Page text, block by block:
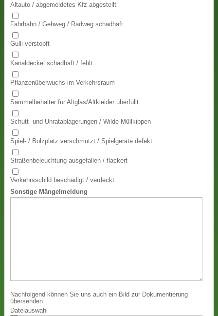
Altauto / abgemeldetes Kfz abgestellt
Fahrbahn / Gehweg / Radweg schadhaft
Gulli verstopft
Kanaldeckel schadhaft / fehlt
Pflanzenüberwuchs im Verkehrsraum
Sammelbehälter für Altglas/Altkleider überfüllt
Schutt- und Unratablagerungen / Wilde Müllkippen
Spiel- / Bolzplatz verschmutzt / Spielgeräte defekt
Straßenbeleuchtung ausgefallen / flackert
Verkehrsschild beschädigt / verdeckt
Sonstige Mängelmeldung
Nachfolgend können Sie uns auch ein Bild zur Dokumentierung
übersenden
Dateiauswahl